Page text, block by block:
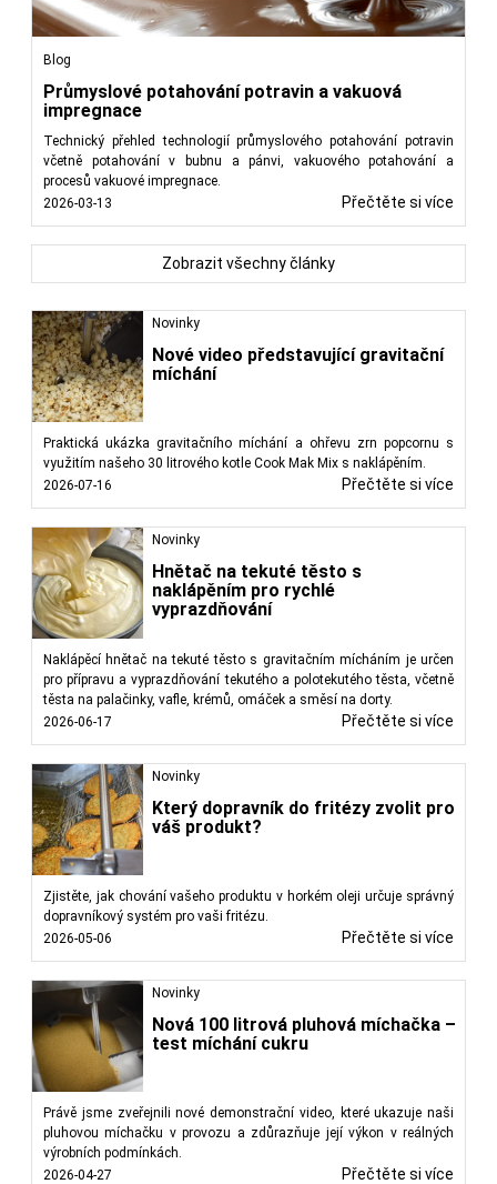
Novinky
Nové video představující gravitační
míchání
Praktická ukázka gravitačního míchání a ohřevu zrn popcornu s
využitím našeho 30 litrového kotle Cook Mak Mix s naklápěním.
2026-07-16
Přečtěte si více
Novinky
Hnětač na tekuté těsto s
naklápěním pro rychlé
vyprazdňování
Naklápěcí hnětač na tekuté těsto s gravitačním mícháním je určen
pro přípravu a vyprazdňování tekutého a polotekutého těsta, včetně
těsta na palačinky, vafle, krémů, omáček a směsí na dorty.
2026-06-17
Přečtěte si více
Novinky
Který dopravník do fritézy zvolit pro
váš produkt?
Zjistěte, jak chování vašeho produktu v horkém oleji určuje správný
dopravníkový systém pro vaši fritézu.
2026-05-06
Přečtěte si více
Novinky
Nová 100 litrová pluhová míchačka –
test míchání cukru
Právě jsme zveřejnili nové demonstrační video, které ukazuje naši
pluhovou míchačku v provozu a zdůrazňuje její výkon v reálných
výrobních podmínkách.
2026-04-27
Přečtěte si více
Blog
Průmyslové potahování potravin a vakuová
impregnace
Technický přehled technologií průmyslového potahování potravin
včetně potahování v bubnu a pánvi, vakuového potahování a
procesů vakuové impregnace.
2026-03-13
Přečtěte si více
Zobrazit všechny články